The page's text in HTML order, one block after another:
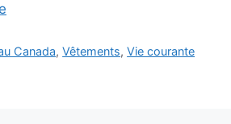
Canada,Vêtements,Vie courante